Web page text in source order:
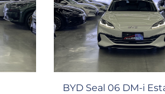
BYD Seal 06 DM-i